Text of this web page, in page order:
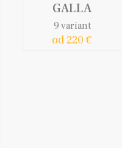
GALLA
9 variant
od 220 €